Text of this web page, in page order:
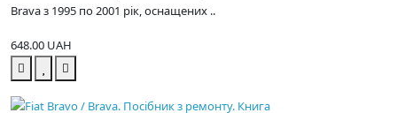
Brava з 1995 по 2001 рік, оснащених ..
648.00 UAH